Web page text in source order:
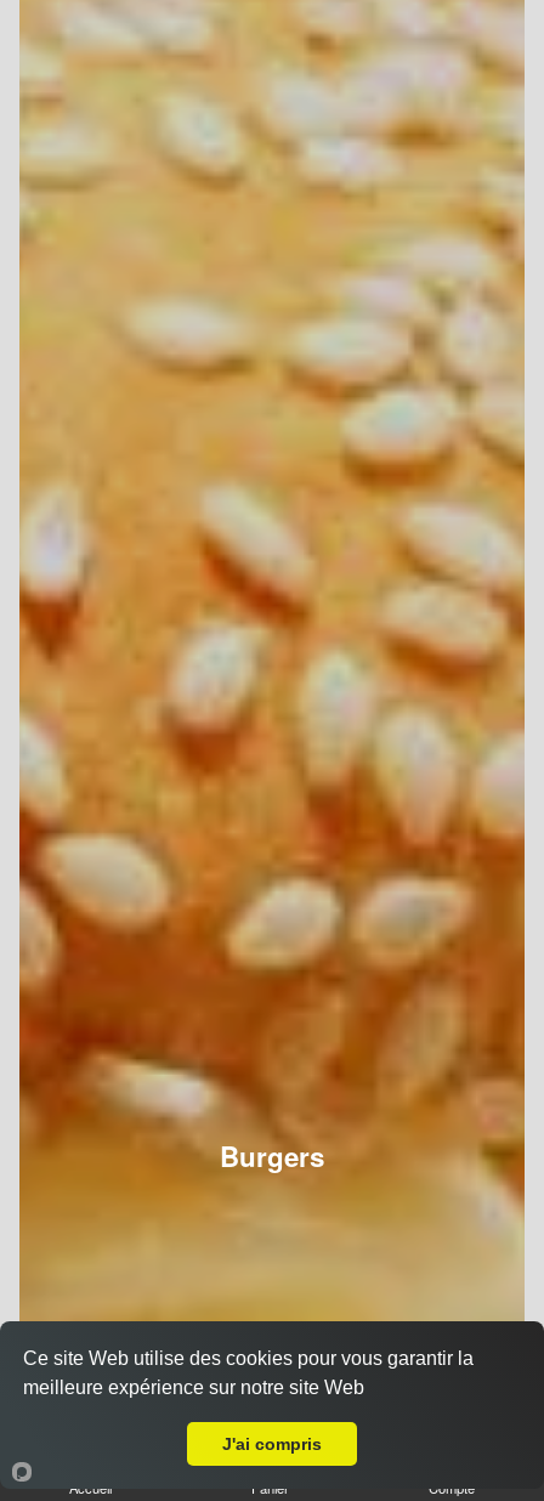
Burgers
Accueil Panier Compte
Ce site Web utilise des cookies pour vous garantir la
meilleure expérience sur notre site Web
J'ai compris